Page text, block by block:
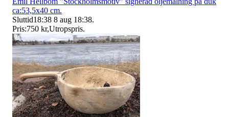
ca:53,5x40 cm.
Sluttid18:38 8 aug 18:38.
Pris:750 kr,Utropspris.